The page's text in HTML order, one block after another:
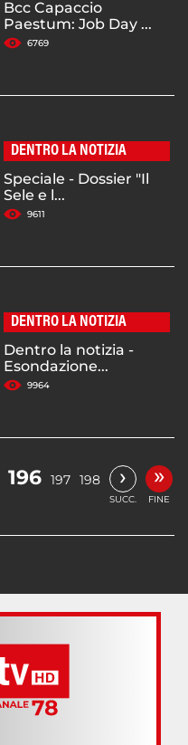
Bcc Capaccio
Paestum: Job Day ...
6769
DENTRO LA NOTIZIA
Speciale - Dossier "Il
Sele e l...
9611
DENTRO LA NOTIZIA
Dentro la notizia -
Esondazione...
9964
196 197 198 ›
SUCC.
»
FINE